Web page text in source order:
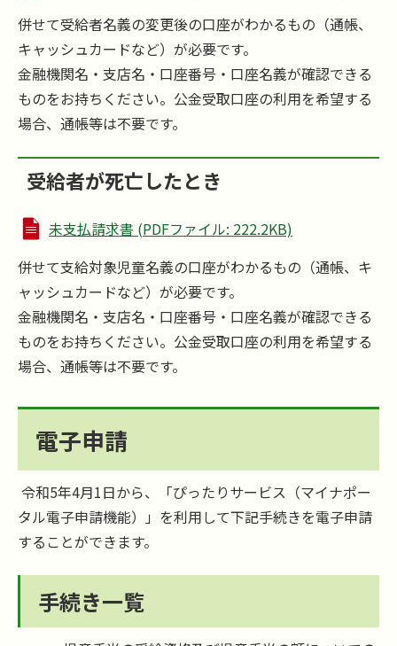
併せて受給者名義の変更後の口座がわかるもの（通帳、
キャッシュカードなど）が必要です。
金融機関名・支店名・口座番号・口座名義が確認できる
ものをお持ちください。公金受取口座の利用を希望する
場合、通帳等は不要です。
受給者が死亡したとき
未支払請求書 (PDFファイル: 222.2KB)
併せて支給対象児童名義の口座がわかるもの（通帳、キ
ャッシュカードなど）が必要です。
金融機関名・支店名・口座番号・口座名義が確認できる
ものをお持ちください。公金受取口座の利用を希望する
場合、通帳等は不要です。
電子申請
令和5年4月1日から、「ぴったりサービス（マイナポー
タル電子申請機能）」を利用して下記手続きを電子申請
することができます。
手続き一覧